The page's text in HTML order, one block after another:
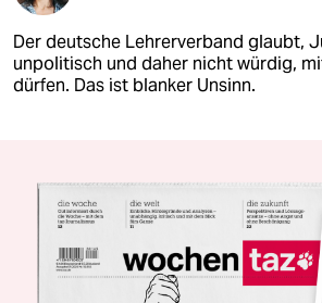
Der deutsche Lehrerverband glaubt,
unpolitisch und daher nicht würdig,
dürfen. Das ist blanker Unsinn.